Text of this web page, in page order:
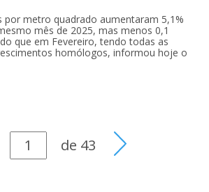
por metro quadrado aumentaram 5,1%
mês de 2025, mas menos 0,1
que em Fevereiro, tendo todas as
homólogos, informou hoje o
de 43